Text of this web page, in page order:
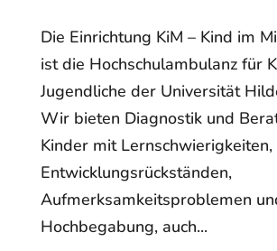
Die Einrichtung KiM – Kind im
ist die Hochschulambulanz für
Jugendliche der Universität
Wir bieten Diagnostik und
Kinder mit Lernschwierigkeiten,
Entwicklungsrückständen,
Aufmerksamkeitsproblemen
Hochbegabung, auch...